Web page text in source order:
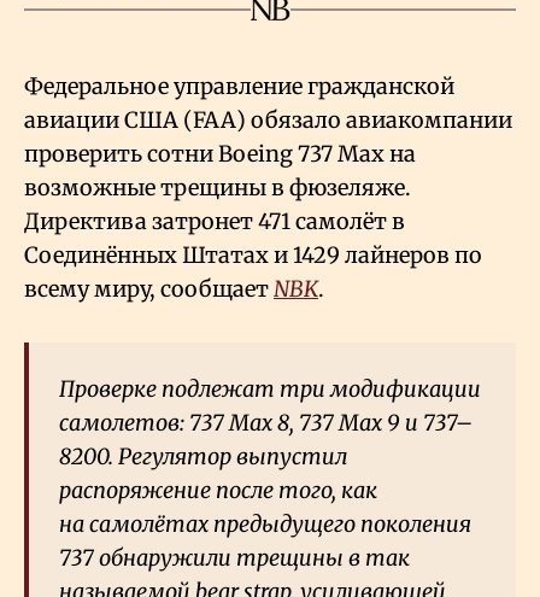
Федеральное управление гражданской
авиации США (FAA) обязало авиакомпании
проверить сотни Boeing 737 Max на
возможные трещины в фюзеляже.
Директива затронет 471 самолёт в
Соединённых Штатах и 1429 лайнеров по
всему миру, сообщаетNBK.
Проверке подлежат три модификации
самолетов: 737 Max 8, 737 Max 9 и 737–
8200. Регулятор выпустил
распоряжение после того, как
на самолётах предыдущего поколения
737 обнаружили трещины в так
называемой bear strap, усиливающей